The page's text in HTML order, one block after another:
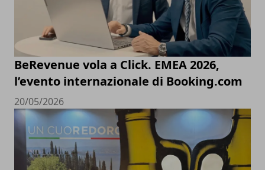
BeRevenue vola a Click. EMEA 2026,
l’evento internazionale di Booking.com
20/05/2026